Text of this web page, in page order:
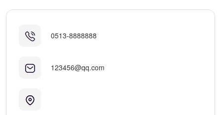
0513-8888888
123456@qq.com